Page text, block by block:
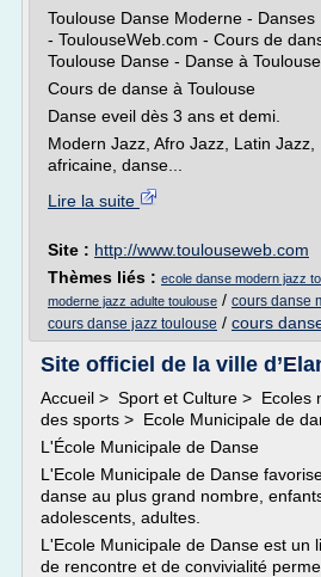
Toulouse Danse Moderne -
- ToulouseWeb.com - Cours de
Toulouse Danse - Danse à Toulouse
Cours de danse à Toulouse
Danse eveil dès 3 ans et demi.
Modern Jazz, Afro Jazz, Latin
africaine, danse...
Lire la suite
Site : http://www.toulouseweb.com
Thèmes liés : ecole danse modern jazz
moderne jazz adulte toulouse / cours danse
cours danse jazz toulouse / cours
Site officiel de la ville
Accueil > Sport et Culture > Ecoles
des sports > Ecole Municipale de
L'École Municipale de Danse
L'Ecole Municipale de Danse
danse au plus grand nombre,
adolescents, adultes.
L'Ecole Municipale de Danse est un
de rencontre et de convivialité